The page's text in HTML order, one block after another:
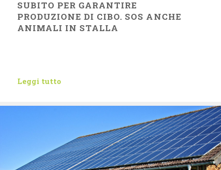
SUBITO PER GARANTIRE
PRODUZIONE DI CIBO. SOS ANCHE
ANIMALI IN STALLA
Leggi tutto